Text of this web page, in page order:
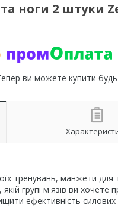
ноги 2 штуки
ви можете купити
тренувань, манжети
групі м'язів ви
ефективність силових